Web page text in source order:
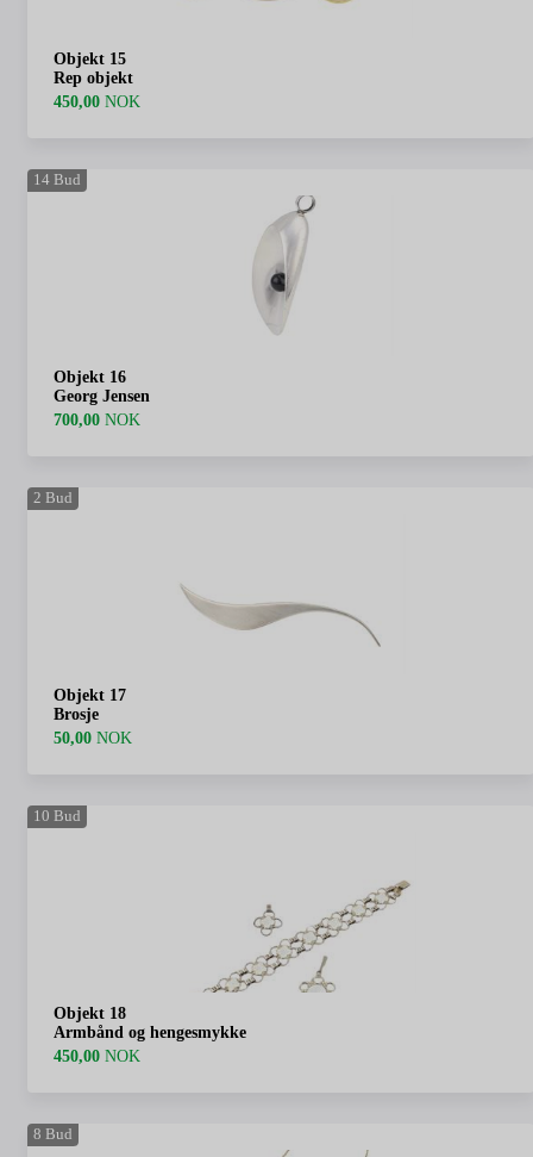
Objekt 15
Rep objekt
450,00 NOK
14 Bud
Objekt 16
Georg Jensen
700,00 NOK
2 Bud
Objekt 17
Brosje
50,00 NOK
10 Bud
Objekt 18
Armbånd og hengesmykke
450,00 NOK
8 Bud